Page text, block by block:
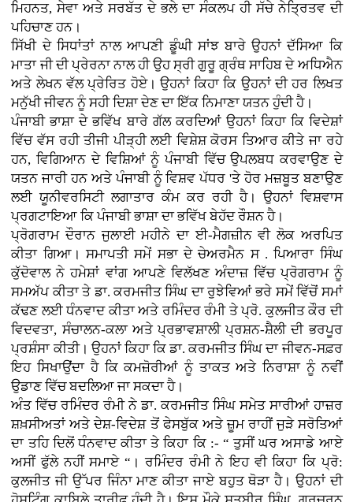
ਮਿਹਨਤ, ਸੇਵਾ ਅਤੇ ਸਰਬੱਤ ਦੇ ਭਲੇ ਦਾ ਸੰਕਲਪ ਹੀ ਸੱਚੇ ਨੇਤ੍ਰਿਤਵ ਦੀ
ਪਹਿਚਾਣ ਹਨ।
ਸਿੱਖੀ ਦੇ ਸਿਧਾਂਤਾਂ ਨਾਲ ਆਪਣੀ ਡੂੰਘੀ ਸਾਂਝ ਬਾਰੇ ਉਹਨਾਂ ਦੱਸਿਆ ਕਿ
ਮਾਤਾ ਜੀ ਦੀ ਪ੍ਰੇਰਨਾ ਨਾਲ ਹੀ ਉਹ ਸ੍ਰੀ ਗੁਰੂ ਗ੍ਰੰਥ ਸਾਹਿਬ ਦੇ ਅਧਿਐਨ
ਅਤੇ ਲੇਖਨ ਵੱਲ ਪ੍ਰੇਰਿਤ ਹੋਏ। ਉਹਨਾਂ ਕਿਹਾ ਕਿ ਉਹਨਾਂ ਦੀ ਹਰ ਲਿਖਤ
ਮਨੁੱਖੀ ਜੀਵਨ ਨੂੰ ਸਹੀ ਦਿਸ਼ਾ ਦੇਣ ਦਾ ਇੱਕ ਨਿਮਾਣਾ ਯਤਨ ਹੁੰਦੀ ਹੈ।
ਪੰਜਾਬੀ ਭਾਸ਼ਾ ਦੇ ਭਵਿੱਖ ਬਾਰੇ ਗੱਲ ਕਰਦਿਆਂ ਉਹਨਾਂ ਕਿਹਾ ਕਿ ਵਿਦੇਸ਼ਾਂ
ਵਿੱਚ ਵੱਸ ਰਹੀ ਤੀਜੀ ਪੀੜ੍ਹੀ ਲਈ ਵਿਸ਼ੇਸ਼ ਕੋਰਸ ਤਿਆਰ ਕੀਤੇ ਜਾ ਰਹੇ
ਹਨ, ਵਿਗਿਆਨ ਦੇ ਵਿਸ਼ਿਆਂ ਨੂੰ ਪੰਜਾਬੀ ਵਿੱਚ ਉਪਲਬਧ ਕਰਵਾਉਣ ਦੇ
ਯਤਨ ਜਾਰੀ ਹਨ ਅਤੇ ਪੰਜਾਬੀ ਨੂੰ ਵਿਸ਼ਵ ਪੱਧਰ 'ਤੇ ਹੋਰ ਮਜ਼ਬੂਤ ਬਣਾਉਣ
ਲਈ ਯੂਨੀਵਰਸਿਟੀ ਲਗਾਤਾਰ ਕੰਮ ਕਰ ਰਹੀ ਹੈ। ਉਹਨਾਂ ਵਿਸ਼ਵਾਸ
ਪ੍ਰਗਟਾਇਆ ਕਿ ਪੰਜਾਬੀ ਭਾਸ਼ਾ ਦਾ ਭਵਿੱਖ ਬੇਹੱਦ ਰੌਸ਼ਨ ਹੈ।
ਪ੍ਰੋਗਰਾਮ ਦੌਰਾਨ ਜੁਲਾਈ ਮਹੀਨੇ ਦਾ ਈ-ਮੈਗਜ਼ੀਨ ਵੀ ਲੋਕ ਅਰਪਿਤ
ਕੀਤਾ ਗਿਆ। ਸਮਾਪਤੀ ਸਮੇਂ ਸਭਾ ਦੇ ਚੇਅਰਮੈਨ ਸ . ਪਿਆਰਾ ਸਿੰਘ
ਕੁੱਦੋਵਾਲ ਨੇ ਹਮੇਸ਼ਾਂ ਵਾਂਗ ਆਪਣੇ ਵਿਲੱਖਣ ਅੰਦਾਜ਼ ਵਿੱਚ ਪ੍ਰੋਗਰਾਮ ਨੂੰ
ਸਮਅੱਪ ਕੀਤਾ ਤੇ ਡਾ. ਕਰਮਜੀਤ ਸਿੰਘ ਦਾ ਰੁਝੇਵਿਆਂ ਭਰੇ ਸਮੇਂ ਵਿੱਚੋਂ ਸਮਾਂ
ਕੱਢਣ ਲਈ ਧੰਨਵਾਦ ਕੀਤਾ ਅਤੇ ਰਮਿੰਦਰ ਰੰਮੀ ਤੇ ਪ੍ਰੋ. ਕੁਲਜੀਤ ਕੌਰ ਦੀ
ਵਿਦਵਤਾ, ਸੰਚਾਲਨ-ਕਲਾ ਅਤੇ ਪ੍ਰਭਾਵਸ਼ਾਲੀ ਪ੍ਰਸ਼ਨ-ਸ਼ੈਲੀ ਦੀ ਭਰਪੂਰ
ਪ੍ਰਸ਼ੰਸਾ ਕੀਤੀ। ਉਹਨਾਂ ਕਿਹਾ ਕਿ ਡਾ. ਕਰਮਜੀਤ ਸਿੰਘ ਦਾ ਜੀਵਨ-ਸਫ਼ਰ
ਇਹ ਸਿਖਾਉਂਦਾ ਹੈ ਕਿ ਕਮਜ਼ੋਰੀਆਂ ਨੂੰ ਤਾਕਤ ਅਤੇ ਨਿਰਾਸ਼ਾ ਨੂੰ ਨਵੀਂ
ਉਡਾਣ ਵਿੱਚ ਬਦਲਿਆ ਜਾ ਸਕਦਾ ਹੈ।
ਅੰਤ ਵਿੱਚ ਰਮਿੰਦਰ ਰੰਮੀ ਨੇ ਡਾ. ਕਰਮਜੀਤ ਸਿੰਘ ਸਮੇਤ ਸਾਰੀਆਂ ਹਾਜ਼ਰ
ਸ਼ਖ਼ਸੀਅਤਾਂ ਅਤੇ ਦੇਸ਼-ਵਿਦੇਸ਼ ਤੋਂ ਫੇਸਬੁੱਕ ਅਤੇ ਜ਼ੂਮ ਰਾਹੀਂ ਜੁੜੇ ਸਰੋਤਿਆਂ
ਦਾ ਤਹਿ ਦਿਲੋਂ ਧੰਨਵਾਦ ਕੀਤਾ ਤੇ ਕਿਹਾ ਕਿ :- “ ਤੁਸੀਂ ਘਰ ਅਸਾਡੇ ਆਏ
ਅਸੀਂ ਫੁੱਲੇ ਨਹੀਂ ਸਮਾਏ “। ਰਮਿੰਦਰ ਰੰਮੀ ਨੇ ਇਹ ਵੀ ਕਿਹਾ ਕਿ ਪ੍ਰੋ:
ਕੁਲਜੀਤ ਜੀ ਉੱਪਰ ਜਿੰਨਾ ਮਾਣ ਕੀਤਾ ਜਾਏ ਬਹੁਤ ਥੋੜਾ ਹੈ। ਉਹਨਾਂ ਦੀ